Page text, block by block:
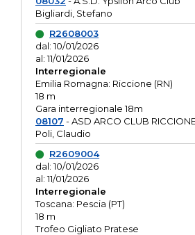
Bigliardi, Stefano
R2608003
dal: 10/01/2026
al: 11/01/2026
Interregionale
Emilia Romagna: Riccione (RN)
18 m
Gara interregionale 18m
08107 - ASD ARCO CLUB
Poli, Claudio
R2609004
dal: 10/01/2026
al: 11/01/2026
Interregionale
Toscana: Pescia (PT)
18 m
Trofeo Gigliato Pratese